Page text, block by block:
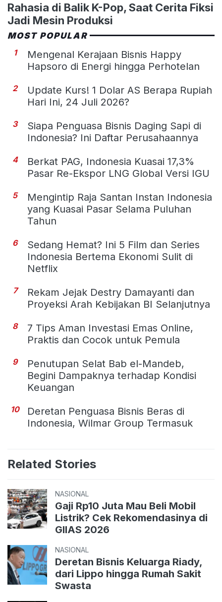
Rahasia di Balik K-Pop, Saat Cerita Fiksi
Jadi Mesin Produksi
MOST POPULAR
1
Mengenal Kerajaan Bisnis Happy
Hapsoro di Energi hingga Perhotelan
2
Update Kurs! 1 Dolar AS Berapa Rupiah
Hari Ini, 24 Juli 2026?
3
Siapa Penguasa Bisnis Daging Sapi di
Indonesia? Ini Daftar Perusahaannya
4
Berkat PAG, Indonesia Kuasai 17,3%
Pasar Re-Ekspor LNG Global Versi IGU
5
Mengintip Raja Santan Instan Indonesia
yang Kuasai Pasar Selama Puluhan
Tahun
6
Sedang Hemat? Ini 5 Film dan Series
Indonesia Bertema Ekonomi Sulit di
Netflix
7
Rekam Jejak Destry Damayanti dan
Proyeksi Arah Kebijakan BI Selanjutnya
8
7 Tips Aman Investasi Emas Online,
Praktis dan Cocok untuk Pemula
9
Penutupan Selat Bab el-Mandeb,
Begini Dampaknya terhadap Kondisi
Keuangan
10
Deretan Penguasa Bisnis Beras di
Indonesia, Wilmar Group Termasuk
Related Stories
NASIONAL
Gaji Rp10 Juta Mau Beli Mobil
Listrik? Cek Rekomendasinya di
GIIAS 2026
NASIONAL
Deretan Bisnis Keluarga Riady,
dari Lippo hingga Rumah Sakit
Swasta